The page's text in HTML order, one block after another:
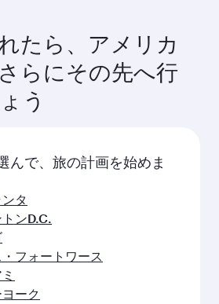
予約の際にフライトの詳細をご
、季節的な需要や路線の人気
り変動します。ボストン
たら、アメリカ
らにその先へ行
う
んで、旅の計画を始めま
タ
ンD.C.
フォートワース
ーク